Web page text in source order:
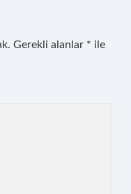
Gerekli alanlar * ile